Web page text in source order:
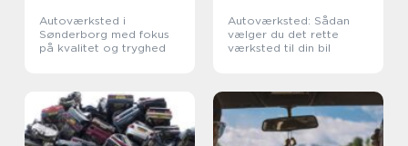
Autoværksted i
Sønderborg med fokus
på kvalitet og tryghed
Autoværksted: Sådan
vælger du det rette
værksted til din bil